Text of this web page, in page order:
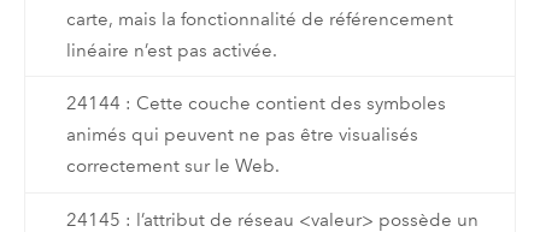
carte, mais la fonctionnalité de référencement
linéaire n’est pas activée.
24144 : Cette couche contient des symboles
animés qui peuvent ne pas être visualisés
correctement sur le Web.
24145 : l’attribut de réseau <valeur> possède un